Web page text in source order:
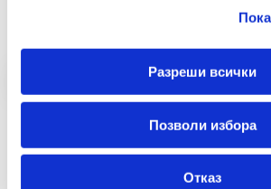
Разреши всички
Позволи избора
Отказ